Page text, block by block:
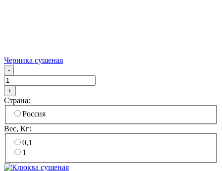
Черника сушеная
-
+
Страна:
Россия
Вес, Кг:
0,1
1